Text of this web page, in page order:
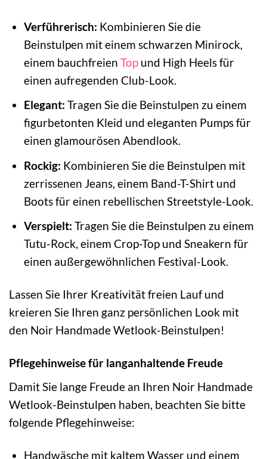
Verführerisch: Kombinieren Sie die
Beinstulpen mit einem schwarzen Minirock,
einem bauchfreien Topund High Heels für
einen aufregenden Club-Look.
Elegant: Tragen Sie die Beinstulpen zu einem
figurbetonten Kleid und eleganten Pumps für
einen glamourösen Abendlook.
Rockig: Kombinieren Sie die Beinstulpen mit
zerrissenen Jeans, einem Band-T-Shirt und
Boots für einen rebellischen Streetstyle-Look.
Verspielt: Tragen Sie die Beinstulpen zu einem
Tutu-Rock, einem Crop-Top und Sneakern für
einen außergewöhnlichen Festival-Look.
Lassen Sie Ihrer Kreativität freien Lauf und
kreieren Sie Ihren ganz persönlichen Look mit
den Noir Handmade Wetlook-Beinstulpen!
Pflegehinweise für langanhaltende Freude
Damit Sie lange Freude an Ihren Noir Handmade
Wetlook-Beinstulpen haben, beachten Sie bitte
folgende Pflegehinweise:
Handwäsche mit kaltem Wasser und einem